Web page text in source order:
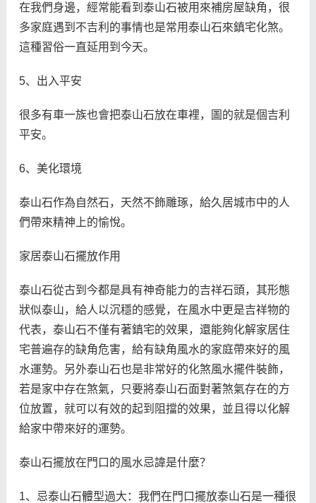
在我們身邊，經常能看到泰山石被用來補房屋缺角，很
多家庭遇到不吉利的事情也是常用泰山石來鎮宅化煞。
這種習俗一直延用到今天。
5、出入平安
很多有車一族也會把泰山石放在車裡，圖的就是個吉利
平安。
6、美化環境
泰山石作為自然石，天然不飾雕琢，給久居城市中的人
們帶來精神上的愉悅。
家居泰山石擺放作用
泰山石從古到今都是具有神奇能力的吉祥石頭，其形態
狀似泰山，給人以沉穩的感覺，在風水中更是吉祥物的
代表，泰山石不僅有著鎮宅的效果，還能夠化解家居住
宅普遍存的缺角危害，給有缺角風水的家庭帶來好的風
水運勢。另外泰山石也是非常好的化煞風水擺件裝飾，
若是家中存在煞氣，只要將泰山石面對著煞氣存在的方
位放置，就可以有效的起到阻擋的效果，並且得以化解
給家中帶來好的運勢。
泰山石擺放在門口的風水忌諱是什麼？
1、忌泰山石體型過大：我們在門口擺放泰山石是一種很